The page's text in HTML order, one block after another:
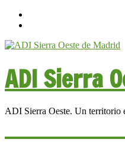
ADI Sierra
ADI Sierra Oeste. Un territorio